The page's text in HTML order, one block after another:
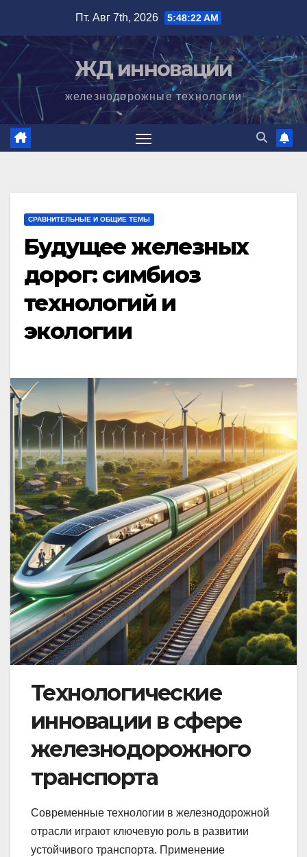
содержимому
Пт. Авг 7th, 2026 5:48:23 AM
ЖД инновации
железнодорожные технологии
СРАВНИТЕЛЬНЫЕ И ОБЩИЕ ТЕМЫ
Будущее железных
дорог: симбиоз
технологий и
экологии
Технологические
инновации в сфере
железнодорожного
транспорта
Современные технологии в железнодорожной
отрасли играют ключевую роль в развитии
устойчивого транспорта. Применение